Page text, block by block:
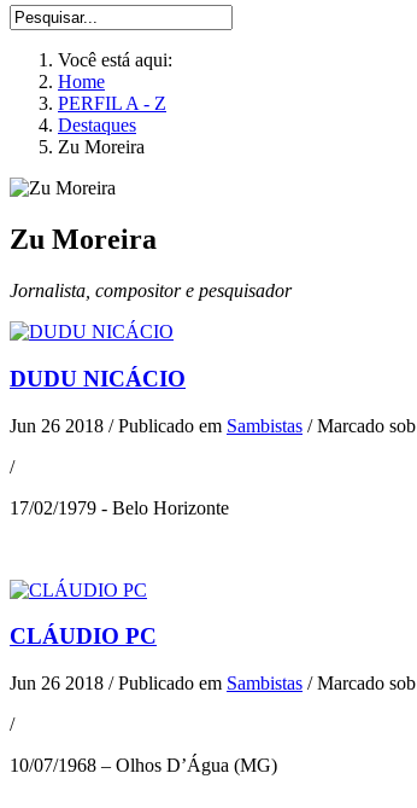
Você está aqui:
Home
PERFIL A - Z
Destaques
Zu Moreira
Zu Moreira
Jornalista, compositor e pesquisador
DUDU NICÁCIO
Jun 26 2018 /Publicado em Sambistas /Marcado sob
/
17/02/1979 - Belo Horizonte
CLÁUDIO PC
Jun 26 2018 /Publicado em Sambistas /Marcado sob
/
10/07/1968 – Olhos D’Água (MG)